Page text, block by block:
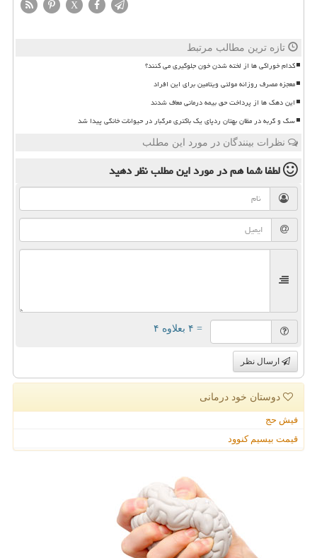
X
تازه ترین مطالب مرتبط
کدام خوراکی ها از لخته شدن خون جلوگیری می کنند؟
معجزه مصرف روزانه مولتی ویتامین برای این افراد
این دهک ها از پرداخت حق بیمه درمانی معاف شدند
سگ و گربه در مظان بهتان ردپای یک باکتری مرگبار در حیوانات خانگی پیدا شد
نظرات بینندگان در مورد این مطلب
لطفا شما همدر مورد این مطلبنظر دهید
= ۴ بعلاوه ۴
ارسال نظر
دوستان خود درمانی
فیش حج
قیمت بیسیم کنوود